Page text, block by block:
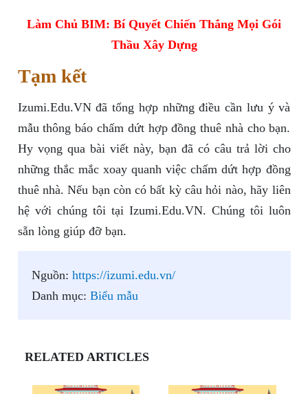
Làm Chủ BIM: Bí Quyết Chiến Thắng Mọi Gói
Thầu Xây Dựng
Tạm kết
Izumi.Edu.VN đã tổng hợp những điều cần lưu ý và
mẫu thông báo chấm dứt hợp đồng thuê nhà cho bạn.
Hy vọng qua bài viết này, bạn đã có câu trả lời cho
những thắc mắc xoay quanh việc chấm dứt hợp đồng
thuê nhà. Nếu bạn còn có bất kỳ câu hỏi nào, hãy liên
hệ với chúng tôi tại Izumi.Edu.VN. Chúng tôi luôn
sẵn lòng giúp đỡ bạn.
Nguồn: https://izumi.edu.vn/
Danh mục: Biểu mẫu
RELATED ARTICLES